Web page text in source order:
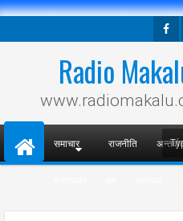
Radio
समाचार राजनीति